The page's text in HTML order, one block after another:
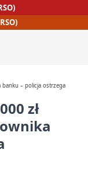
banku – policja ostrzega
zł